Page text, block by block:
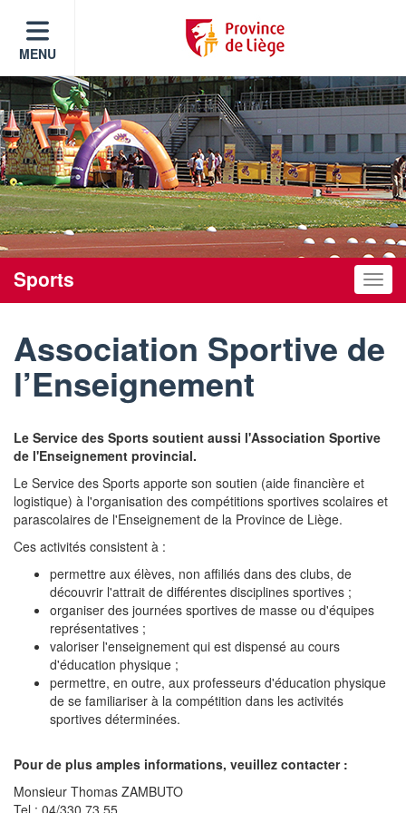
MENU
Sports
Association Sportive de
l’Enseignement
Le Service des Sports soutient aussi l'Association Sportive
de l'Enseignement provincial.
Le Service des Sports apporte son soutien (aide financière et
logistique) à l'organisation des compétitions sportives scolaires et
parascolaires de l'Enseignement de la Province de Liège.
Ces activités consistent à :
permettre aux élèves, non affiliés dans des clubs, de
découvrir l'attrait de différentes disciplines sportives ;
organiser des journées sportives de masse ou d'équipes
représentatives ;
valoriser l'enseignement qui est dispensé au cours
d'éducation physique ;
permettre, en outre, aux professeurs d'éducation physique
de se familiariser à la compétition dans les activités
sportives déterminées.
Pour de plus amples informations, veuillez contacter :
Monsieur Thomas ZAMBUTO
Tel : 04/330.73.55